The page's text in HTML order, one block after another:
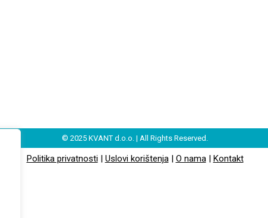
© 2025 KVANT d.o.o. | All Rights Reserved.
Politika privatnosti| Uslovi korištenja| O nama| Kontakt